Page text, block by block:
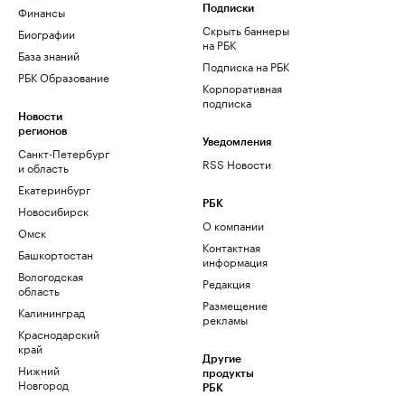
Финансы
Биографии
База знаний
РБК Образование
Новости
регионов
Санкт-Петербург
и область
Екатеринбург
Новосибирск
Омск
Башкортостан
Вологодская
область
Калининград
Краснодарский
край
Нижний
Новгород
Подписки
Скрыть баннеры
на РБК
Подписка на РБК
Корпоративная
подписка
Уведомления
RSS Новости
РБК
О компании
Контактная
информация
Редакция
Размещение
рекламы
Другие
продукты
РБК